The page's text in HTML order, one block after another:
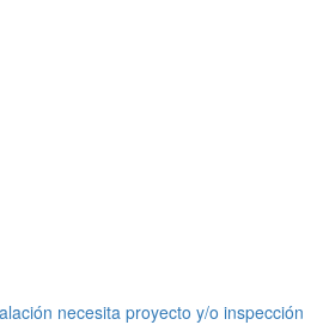
necesita proyecto y/o inspección